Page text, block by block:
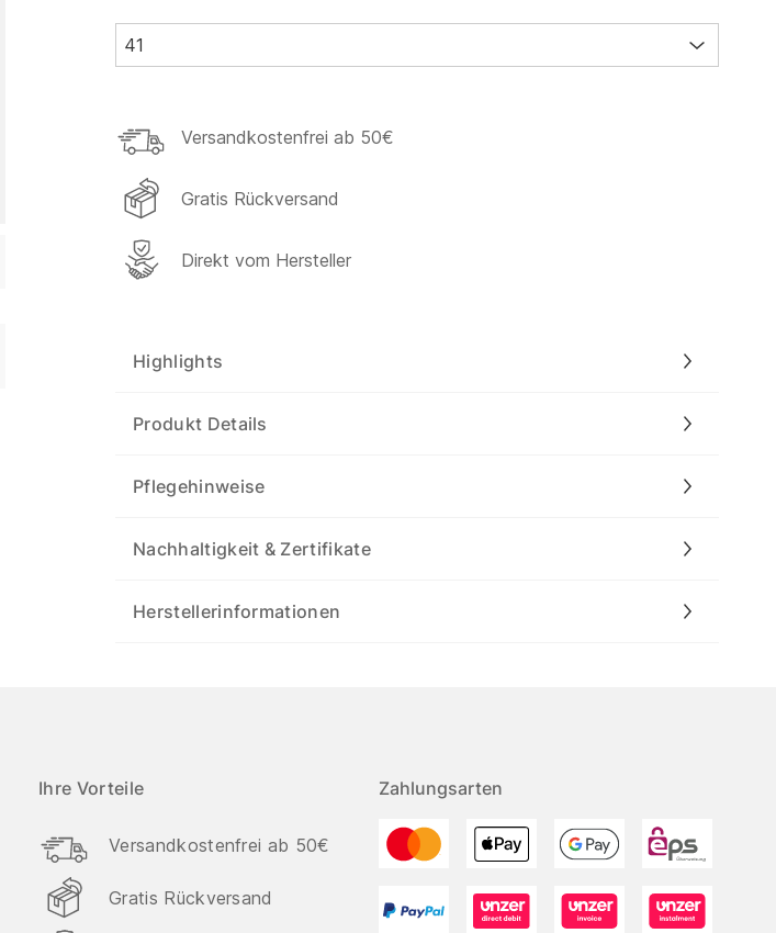
41
Versandkostenfrei ab 50€
Gratis Rückversand
Direkt vom Hersteller
Highlights
Produkt Details
Pflegehinweise
Nachhaltigkeit & Zertifikate
Herstellerinformationen
Ihre Vorteile
Versandkostenfrei ab 50€
Gratis Rückversand
Zahlungsarten